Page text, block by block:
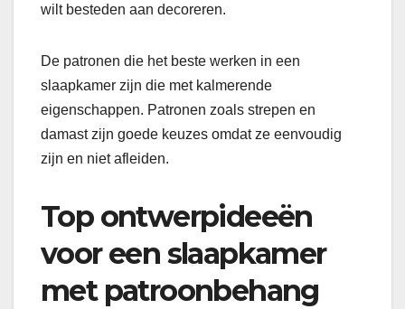
wilt besteden aan decoreren.
De patronen die het beste werken in een
slaapkamer zijn die met kalmerende
eigenschappen. Patronen zoals strepen en
damast zijn goede keuzes omdat ze eenvoudig
zijn en niet afleiden.
Top ontwerpideeën
voor een slaapkamer
met patroonbehang